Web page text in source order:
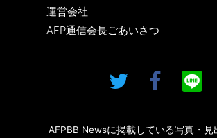
運営会社
AFP通信会長ごあいさつ
AFPBB Newsに掲載している写真・見